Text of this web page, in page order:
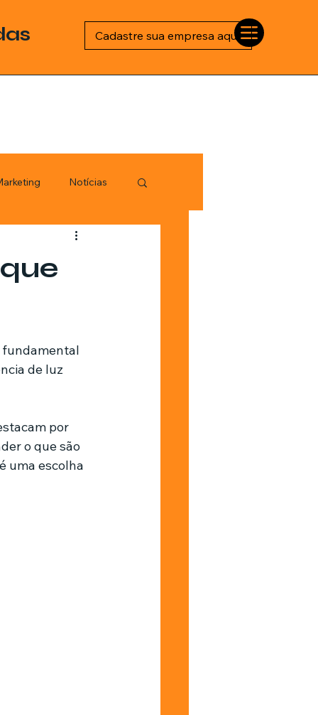
Cadastre sua empresa aqui
Notícias
Barbearia
fundamental
de luz
por
o que são
uma escolha